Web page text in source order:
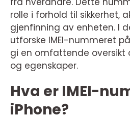
rolle i forhold til sikkerhet,
gjenfinning av enheten. I
utforske IMEI-nummeret
gi en omfattende oversikt
og egenskaper.
Hva er IMEI-
iPhone?